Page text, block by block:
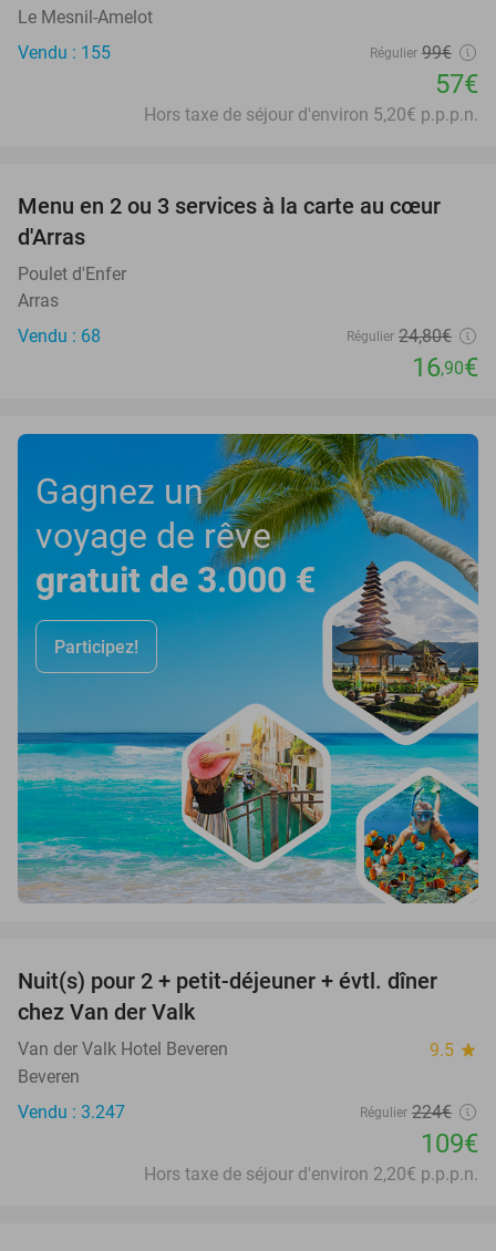
Le Mesnil-Amelot
Vendu : 155
Régulier 99€
57€
Hors taxe de séjour d'environ 5,20€ p.p.p.n.
32%
Menu en 2 ou 3 services à la carte au cœur
d'Arras
Poulet d'Enfer
Arras
Vendu : 68
Régulier 24,80€
16,90€
Gagnez un
voyage de rêve
gratuit de 3.000 €
Participez!
51%
Nuit(s) pour 2 + petit-déjeuner + évtl. dîner
chez Van der Valk
Van der Valk Hotel Beveren 9.5 star
Beveren
Vendu : 3.247
Régulier 224€
109€
Hors taxe de séjour d'environ 2,20€ p.p.p.n.